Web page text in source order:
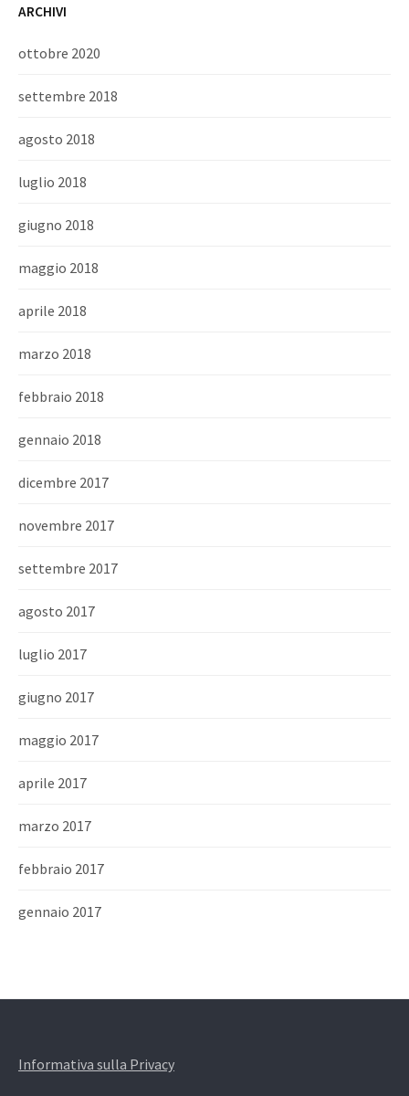
ARCHIVI
ottobre 2020
settembre 2018
agosto 2018
luglio 2018
giugno 2018
maggio 2018
aprile 2018
marzo 2018
febbraio 2018
gennaio 2018
dicembre 2017
novembre 2017
settembre 2017
agosto 2017
luglio 2017
giugno 2017
maggio 2017
aprile 2017
marzo 2017
febbraio 2017
gennaio 2017
Informativa sulla Privacy